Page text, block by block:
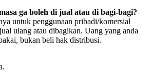
ga boleh di jual atau di bagi-bagi?
untuk penggunaan pribadi/komersial
ulang atau dibagikan. Uang yang anda
bukan beli hak distribusi.